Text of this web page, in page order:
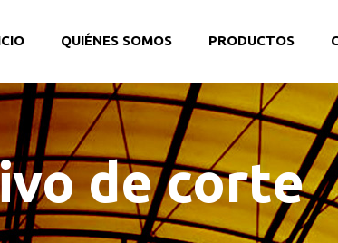
QUIÉNES SOMOS PRODUCTOS
de corte